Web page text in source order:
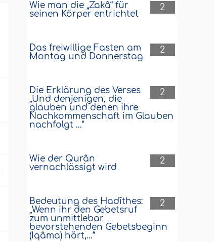
2
Wie man die „Zakâ“ für
seinen Körper entrichtet
2
Das freiwillige Fasten am
Montag und Donnerstag
2
Die Erklärung des Verses
„Und denjenigen, die
glauben und denen ihre
Nachkommenschaft im Glauben
nachfolgt …”
2
Wie der Qurân
vernachlässigt wird
2
Bedeutung des Hadîthes:
„Wenn ihr den Gebetsruf
zum unmittlebar
bevorstehenden Gebetsbeginn
(Iqâma) hört,…“